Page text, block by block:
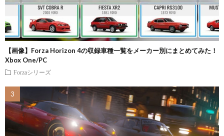
【画像】Forza Horizon 4の収録車種一覧をメーカー別にまとめてみた！
Xbox One/PC
Forzaシリーズ